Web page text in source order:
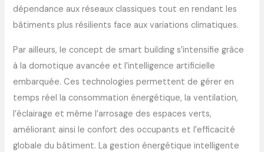
dépendance aux réseaux classiques tout en rendant les
bâtiments plus résilients face aux variations climatiques.
Par ailleurs, le concept de smart building s’intensifie grâce
à la domotique avancée et l’intelligence artificielle
embarquée. Ces technologies permettent de gérer en
temps réel la consommation énergétique, la ventilation,
l’éclairage et même l’arrosage des espaces verts,
améliorant ainsi le confort des occupants et l’efficacité
globale du bâtiment. La gestion énergétique intelligente